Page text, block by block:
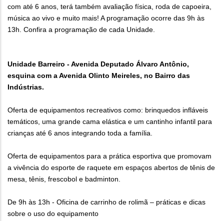
com até 6 anos, terá também avaliação física, roda de capoeira,
música ao vivo e muito mais! A programação ocorre das 9h às
13h. Confira a programação de cada Unidade.
Unidade Barreiro - Avenida Deputado Álvaro Antônio,
esquina com a Avenida Olinto Meireles, no Bairro das
Indústrias.
Oferta de equipamentos recreativos como: brinquedos infláveis
temáticos, uma grande cama elástica e um cantinho infantil para
crianças até 6 anos integrando toda a família.
Oferta de equipamentos para a prática esportiva que promovam
a vivência do esporte de raquete em espaços abertos de tênis de
mesa, tênis, frescobol e badminton.
De 9h às 13h - Oficina de carrinho de rolimã – práticas e dicas
sobre o uso do equipamento